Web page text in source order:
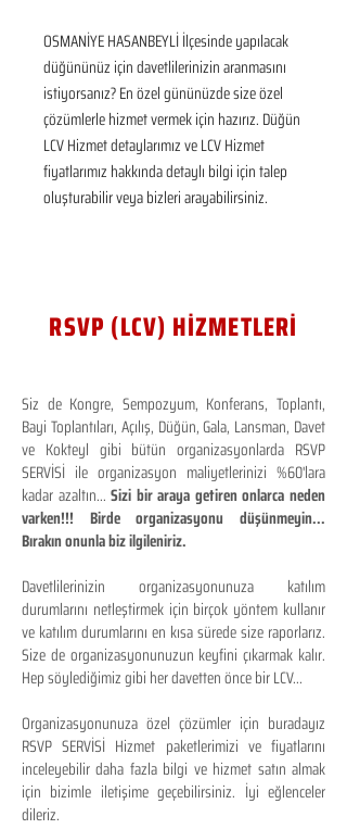
OSMANİYE HASANBEYLİ İlçesinde yapılacak
düğününüz için davetlilerinizin aranmasını
istiyorsanız? En özel gününüzde size özel
çözümlerle hizmet vermek için hazırız. Düğün
LCV Hizmet detaylarımız ve LCV Hizmet
fiyatlarımız hakkında detaylı bilgi için talep
oluşturabilir veya bizleri arayabilirsiniz.
RSVP (LCV) HİZMETLERİ
Siz de Kongre, Sempozyum, Konferans, Toplantı,
Bayi Toplantıları, Açılış, Düğün, Gala, Lansman, Davet
ve Kokteyl gibi bütün organizasyonlarda RSVP
SERVİSİ ile organizasyon maliyetlerinizi %60'lara
kadar azaltın...Sizi bir araya getiren onlarca neden
varken!!! Birde organizasyonu düşünmeyin...
Bırakın onunla biz ilgileniriz.
Davetlilerinizin organizasyonunuza katılım
durumlarını netleştirmek için birçok yöntem kullanır
ve katılım durumlarını en kısa sürede size raporlarız.
Size de organizasyonunuzun keyfini çıkarmak kalır.
Hep söylediğimiz gibi her davetten önce bir LCV...
Organizasyonunuza özel çözümler için buradayız
RSVP SERVİSİ Hizmet paketlerimizi ve fiyatlarını
inceleyebilir daha fazla bilgi ve hizmet satın almak
için bizimle iletişime geçebilirsiniz. İyi eğlenceler
dileriz.